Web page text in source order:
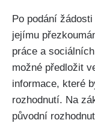
Po podání
jejímu
práce a
možné předložit
informace, které
rozhodnutí. Na
původní